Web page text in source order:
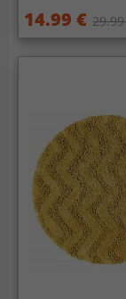
14.99 €